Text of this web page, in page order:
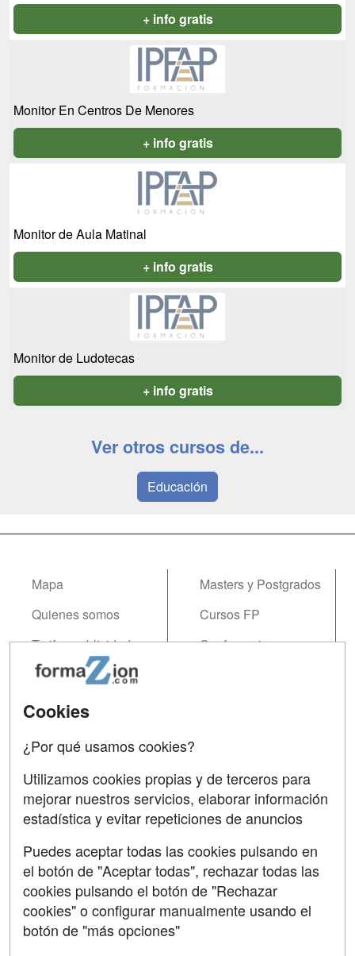
+ info gratis
Monitor En Centros De Menores
+ info gratis
Monitor de Aula Matinal
+ info gratis
Monitor de Ludotecas
+ info gratis
Ver otros cursos de...
Educación
Mapa
Quienes somos
Tarifas publicidad
Acceso Usuarios
Acceso Centros
Masters y Postgrados
Cursos FP
Conferencias
Contactar
Confidencialidad
Aviso legal
Copyleft
Cookies
¿Por qué usamos cookies?
Utilizamos cookies propias y de terceros para
mejorar nuestros servicios, elaborar información
estadística y evitar repeticiones de anuncios
Puedes aceptar todas las cookies pulsando en
el botón de "Aceptar todas", rechazar todas las
cookies pulsando el botón de "Rechazar
cookies" o configurar manualmente usando el
botón de "más opciones"